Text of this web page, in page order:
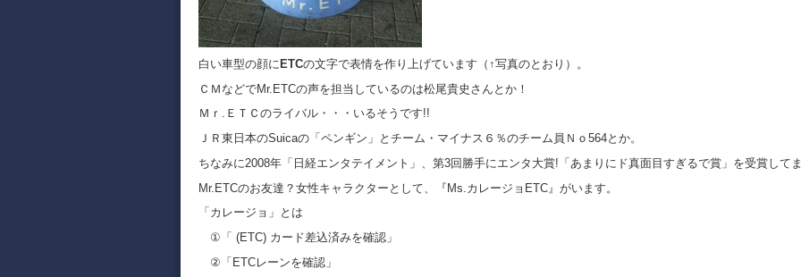
白い車型の顔に ETCの文字で表情を作り上げています（↑写真のとおり）。
ＣＭなどでMr.ETCの声を担当しているのは松尾貴史さんとか！
Ｍｒ.ＥＴＣのライバル・・・いるそうです!!
ＪＲ東日本のSuicaの「ペンギン」とチーム・マイナス６％のチーム員Ｎｏ564とか。
ちなみに2008年「日経エンタテイメント」、第3回勝手にエンタ大賞!「あまりにド真面目すぎるで賞」を受賞して
Mr.ETCのお友達？女性キャラクターとして、『Ms.カレージョETC』がいます。
「カレージョ」とは
①「 (ETC) カード差込済みを確認」
②「ETCレーンを確認」